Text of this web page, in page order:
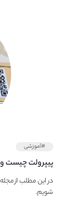
#آموزشی
پیپر‌ولت چیست
PaperWallet
در این مطلب از
شویم.